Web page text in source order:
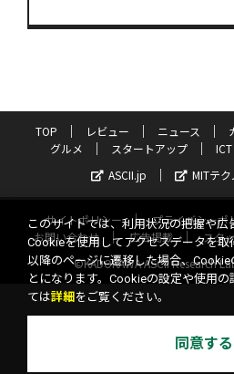
TOP レビュー ニュース
グルメ
スタートアップ ICT
ASCII.jp
MITテ
サイトポリシー プライバシーポ
お問い合わせ
広告掲載 スタ
©KADOKAWA ASCII Research
このサイトでは、利用状況の把握や広
Cookieを使用してアクセスデータを
以降のページに遷移した場合、
とになります。Cookieの設定や使用
ては詳細 をご覧ください。
同意する